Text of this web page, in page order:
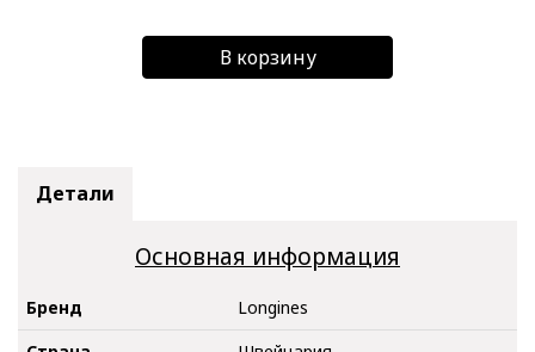
В корзину
Детали
Основная информация
Бренд
Longines